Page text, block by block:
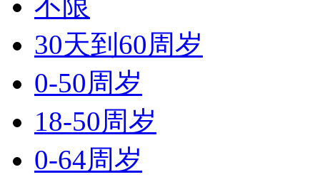
不限
30天到60周岁
0-50周岁
18-50周岁
0-64周岁